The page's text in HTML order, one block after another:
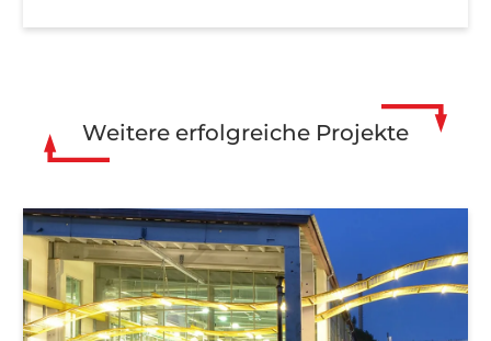
Weitere erfolgreiche Projekte